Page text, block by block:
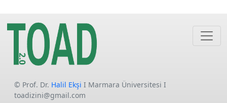
© Prof. Dr. Halil Ekşi I Marmara Üniversitesi I
toadizini@gmail.com